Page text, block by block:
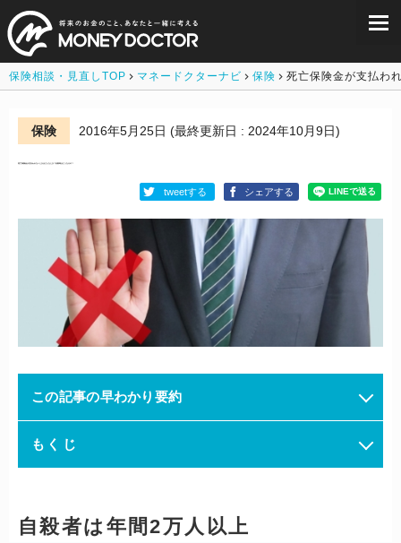
保険相談・見直しTOP マネードクターナビ 保険 死亡保険金が支払わ
保険 2016年5月25日 (最終更新日 : 2024年10月9日)
tweetする シェアする
この記事の早わかり要約
もくじ
自殺者は年間2万人以上